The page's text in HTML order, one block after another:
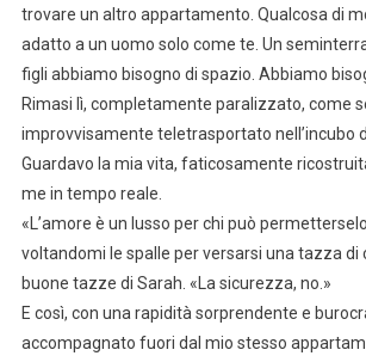
trovare un altro appartamento. Qualcosa di
adatto a un uomo solo come te. Un
figli abbiamo bisogno di spazio. Abbiamo
Rimasi lì, completamente paralizzato, come
improvvisamente teletrasportato nell’incubo
Guardavo la mia vita, faticosamente
me in tempo reale.
«L’amore è un lusso per chi può
voltandomi le spalle per versarsi una tazza di
buone tazze di Sarah. «La sicurezza, no.»
E così, con una rapidità sorprendente e
accompagnato fuori dal mio stesso